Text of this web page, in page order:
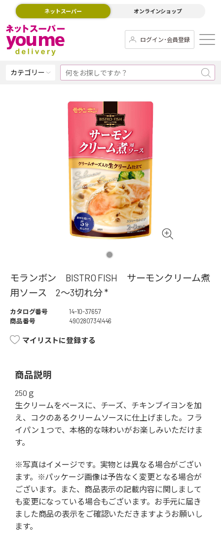
ネットスーパー オンラインショップ
ログイン･会員登録
カテゴリー
モランボン BISTRO FISH サーモンクリーム煮
用ソース 2～3切れ分 *
カタログ番号
14-10-37657
商品番号
4902807341446
マイリストに登録する
商品説明
250ｇ
生クリームをベースに、チーズ、チキンブイヨンを加
え、コクのあるクリームソースに仕上げました。フラ
イパン１つで、本格的な味わいがお楽しみいただけま
す。
※写真はイメージです。実物とは異なる場合がござい
ます。※パッケージ画像は予告なく変更となる場合が
ございます。また、商品表示の記載内容に関しまして
も変更になっている場合もございます。お手元に届き
ました商品の表示をご確認いただきますようお願いし
ます。